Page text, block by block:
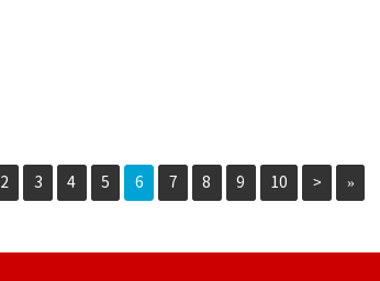
2 3 4 5 6 7 8 9 10 > »